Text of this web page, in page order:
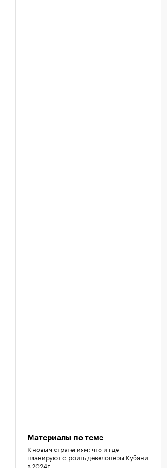
Материалы по теме
К новым стратегиям: что и где
планируют строить девелоперы Кубани
в 2024г